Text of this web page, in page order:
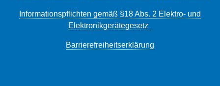
Informationspflichten gemäß §18 Abs. 2 Elektro- und
Elektronikgerätegesetz
Barrierefreiheitserklärung